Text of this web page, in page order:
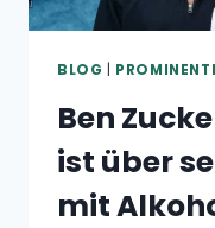
BLOG
Ben
ist über
mit